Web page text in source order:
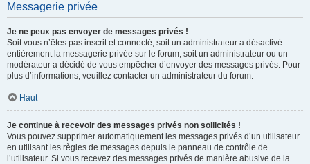
Messagerie privée
Je ne peux pas envoyer de messages privés !
Soit vous n’êtes pas inscrit et connecté, soit un administrateur a désactivé
entièrement la messagerie privée sur le forum, soit un administrateur ou un
modérateur a décidé de vous empêcher d’envoyer des messages privés. Pour
plus d’informations, veuillez contacter un administrateur du forum.
Haut
Je continue à recevoir des messages privés non sollicités !
Vous pouvez supprimer automatiquement les messages privés d’un utilisateur
en utilisant les règles de messages depuis le panneau de contrôle de
l’utilisateur. Si vous recevez des messages privés de manière abusive de la